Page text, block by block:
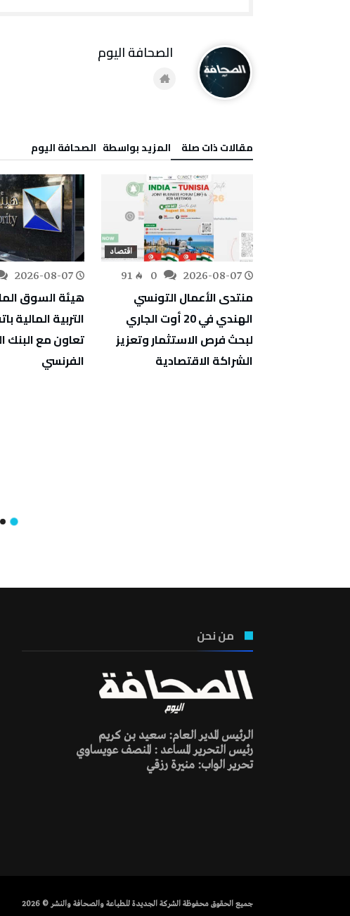
‫مقالات ذات صلة‬ ‫‫المزيد بواسطة‬ ‬ ‭ ‬الصحافة‭ ‬اليوم
اقتصاد
2026-08-07
91
منتدى الأعمال التونسي
الهندي في 20 أوت الجاري
لبحث فرص الاستثمار وتعزيز
الشراكة الاقتصادية
2026-08-07
هيئة السوق
التربية المالية
تعاون مع البنك
الفرنسي
من نحن
الرئيس المدير العام: سعيد بن كريم
رئيس التحرير المساعد : المنصف عويساوي
تحرير الواب: منيرة رزقي
جميع الحقوق محفوظة الشركة الجديدة للطباعة والصحافة والنشر © 2026